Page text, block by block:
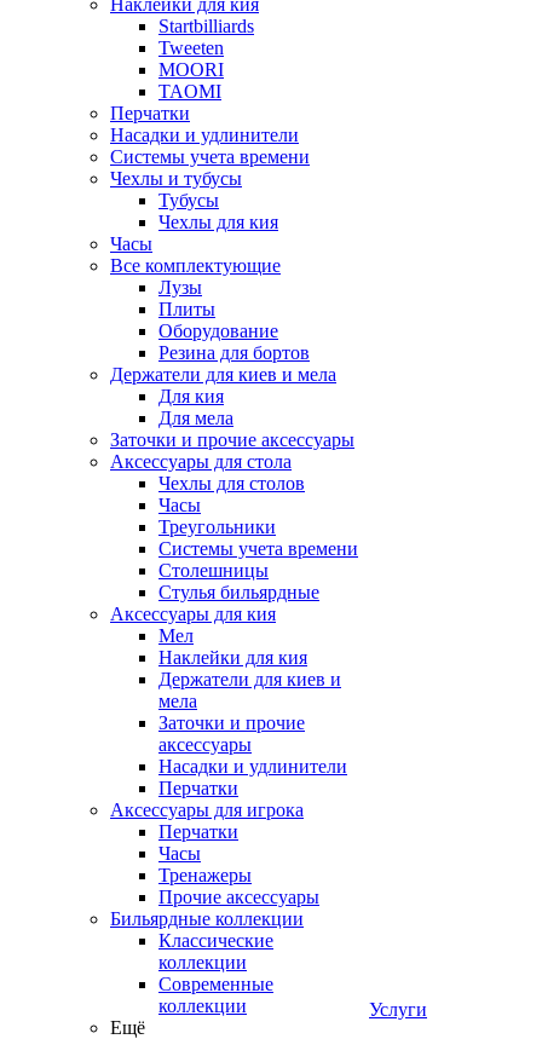
Наклейки для кия
Startbilliards
Tweeten
MOORI
TAOMI
Перчатки
Насадки и удлинители
Системы учета времени
Чехлы и тубусы
Тубусы
Чехлы для кия
Часы
Все комплектующие
Лузы
Плиты
Оборудование
Резина для бортов
Держатели для киев и мела
Для кия
Для мела
Заточки и прочие аксессуары
Аксессуары для стола
Чехлы для столов
Часы
Треугольники
Системы учета времени
Столешницы
Стулья бильярдные
Аксессуары для кия
Мел
Наклейки для кия
Держатели для киев и
мела
Заточки и прочие
аксессуары
Насадки и удлинители
Перчатки
Аксессуары для игрока
Перчатки
Часы
Тренажеры
Прочие аксессуары
Бильярдные коллекции
Классические
коллекции
Современные
коллекции
Ещё
Услуги